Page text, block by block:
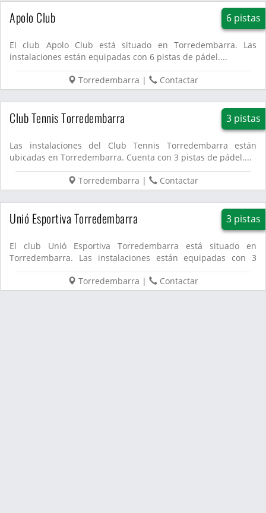
Apolo Club 6 pistas
El club Apolo Club está situado en Torredembarra. Las
instalaciones están equipadas con 6 pistas de pádel....
Torredembarra | Contactar
Club Tennis Torredembarra 3 pistas
Las instalaciones del Club Tennis Torredembarra están
ubicadas en Torredembarra. Cuenta con 3 pistas de pádel....
Torredembarra | Contactar
Unió Esportiva Torredembarra 3 pistas
El club Unió Esportiva Torredembarra está situado en
Torredembarra. Las instalaciones están equipadas con 3
pistas de pád...
Torredembarra | Contactar